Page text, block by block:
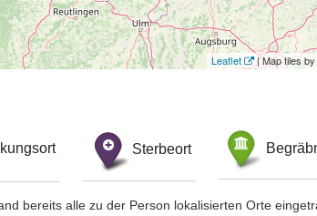
Leaflet | Map tiles by
Sterbeort
bereits alle zu der Person lokalisierten Orte